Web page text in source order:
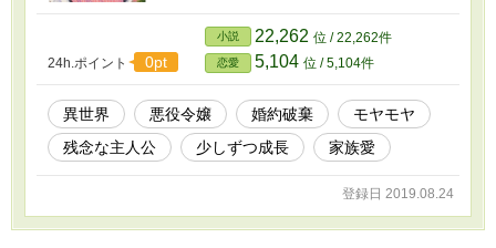
少しずつ成長していくお話です。
24h.ポイント 0pt
小説 22,262 位 / 22,262件
恋愛 5,104 位 / 5,104件
異世界 悪役令嬢 婚約破棄
モヤモヤ
残念な主人公
少しずつ成長 家族愛
登録日 2019.08.24